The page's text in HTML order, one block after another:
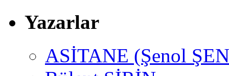
Yazarlar
ASİTANE (Şenol